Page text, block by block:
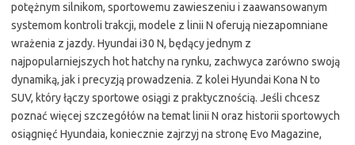
potężnym silnikom, sportowemu zawieszeniu i zaawansowanym
systemom kontroli trakcji, modele z linii N oferują niezapomniane
wrażenia z jazdy. Hyundai i30 N, będący jednym z
najpopularniejszych hot hatchy na rynku, zachwyca zarówno swoją
dynamiką, jak i precyzją prowadzenia. Z kolei Hyundai Kona N to
SUV, który łączy sportowe osiągi z praktycznością. Jeśli chcesz
poznać więcej szczegółów na temat linii N oraz historii sportowych
osiągnięć Hyundaia, koniecznie zajrzyj na stronę Evo Magazine,